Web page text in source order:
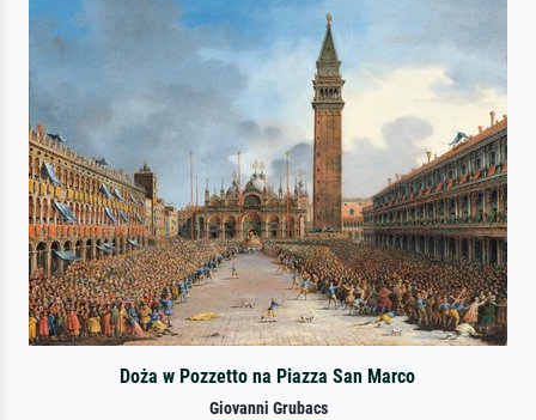
Doża w Pozzetto na Piazza San Marco
Giovanni Grubacs